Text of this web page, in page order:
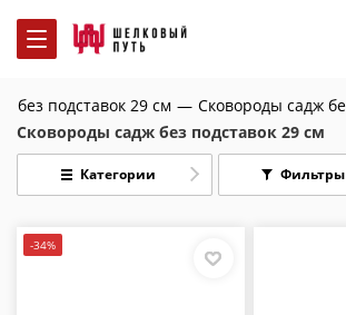
без подставок 29 см — Сковороды садж
Сковороды садж без подставок 29 см
Категории Фильтры
-34%